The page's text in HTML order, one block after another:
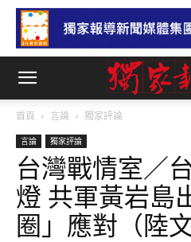
首頁 言論 獨家評論
言論 獨家評論
台灣戰情室／
燈 共軍黃岩島
圈」應對（陸文